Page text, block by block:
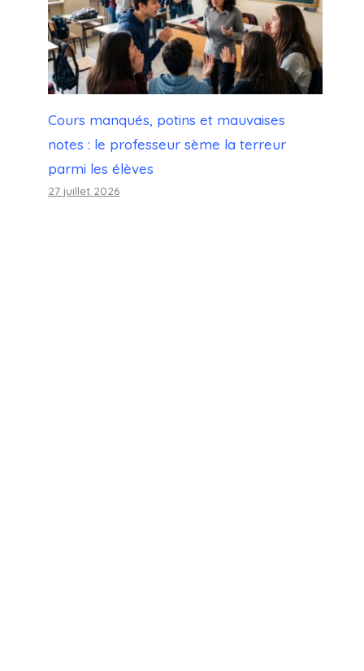
Cours manqués, potins et mauvaises
notes : le professeur sème la terreur
parmi les élèves
27 juillet 2026